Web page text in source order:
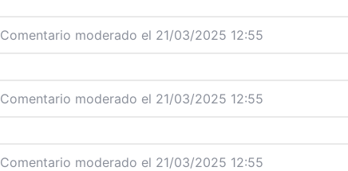
Comentario moderado el 21/03/2025 12:55
Comentario moderado el 21/03/2025 12:55
Comentario moderado el 21/03/2025 12:55